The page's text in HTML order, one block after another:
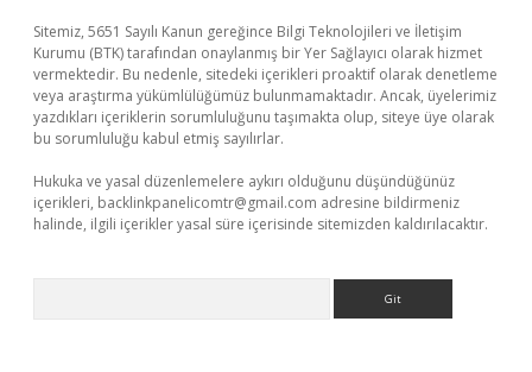
Sitemiz, 5651 Sayılı Kanun gereğince Bilgi Teknolojileri ve İletişim
Kurumu (BTK) tarafından onaylanmış bir Yer Sağlayıcı olarak hizmet
vermektedir. Bu nedenle, sitedeki içerikleri proaktif olarak denetleme
veya araştırma yükümlülüğümüz bulunmamaktadır. Ancak, üyelerimiz
yazdıkları içeriklerin sorumluluğunu taşımakta olup, siteye üye olarak
bu sorumluluğu kabul etmiş sayılırlar.
Hukuka ve yasal düzenlemelere aykırı olduğunu düşündüğünüz
içerikleri, backlinkpanelicomtr@gmail.com adresine bildirmeniz
halinde, ilgili içerikler yasal süre içerisinde sitemizden kaldırılacaktır.